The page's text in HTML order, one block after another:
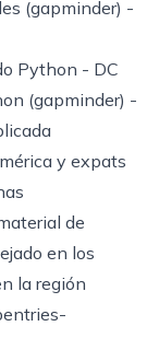
(gapminder) -
Python - DC
(gapminder) -
y expats
de
en los
la región